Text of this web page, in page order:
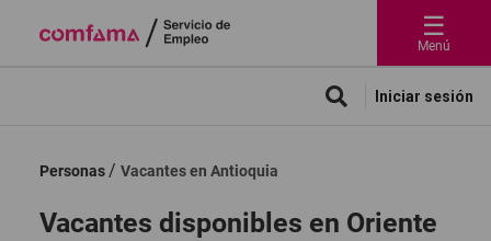
☰
Menú
Iniciar sesión
Personas Vacantes en Antioquia
Vacantes disponibles en Oriente